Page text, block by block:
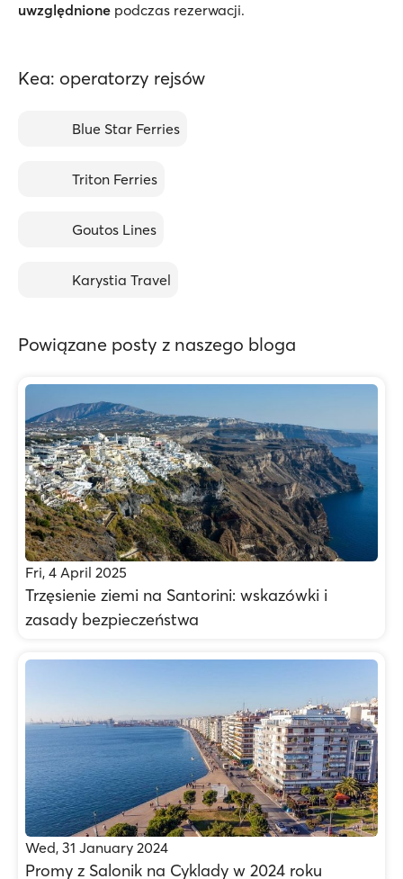
uwzględnione podczas rezerwacji.
Kea: operatorzy rejsów
Blue Star Ferries
Triton Ferries
Goutos Lines
Karystia Travel
Powiązane posty z naszego bloga
Fri, 4 April 2025
Trzęsienie ziemi na Santorini: wskazówki i
zasady bezpieczeństwa
Wed, 31 January 2024
Promy z Salonik na Cyklady w 2024 roku